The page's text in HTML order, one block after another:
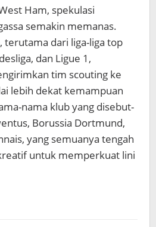
Ham, spekulasi
semakin memanas.
, terutama dari liga-liga top
dan Ligue 1,
tim scouting ke
lebih dekat kemampuan
nama klub yang disebut-
Borussia Dortmund,
yang semuanya tengah
untuk memperkuat lini